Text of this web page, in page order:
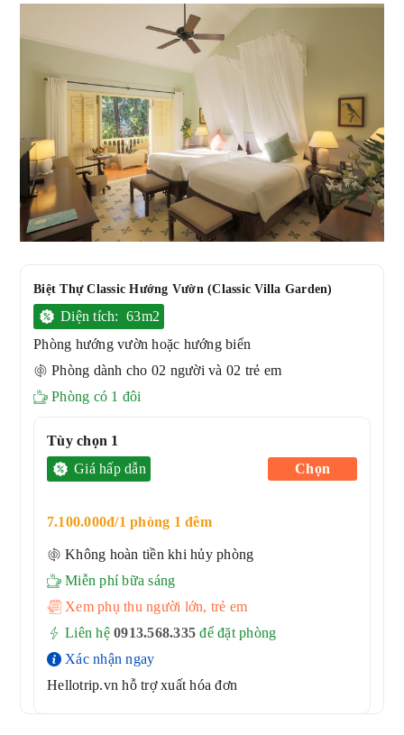
Biệt Thự Classic Hướng Vườn (Classic Villa Garden)
Diện tích: 63m2
Phòng hướng vườn hoặc hướng biển
Phòng dành cho 02 người và 02 trẻ em
Phòng có 1 đôi
Tùy chọn 1
Giá hấp dẫn
7.100.000đ/1 phòng 1 đêm
Không hoàn tiền khi hủy phòng
Miễn phí bữa sáng
Xem phụ thu người lớn, trẻ em
Liên hệ 0913.568.335 để đặt phòng
Xác nhận ngay
Hellotrip.vn hỗ trợ xuất hóa đơn
Chọn